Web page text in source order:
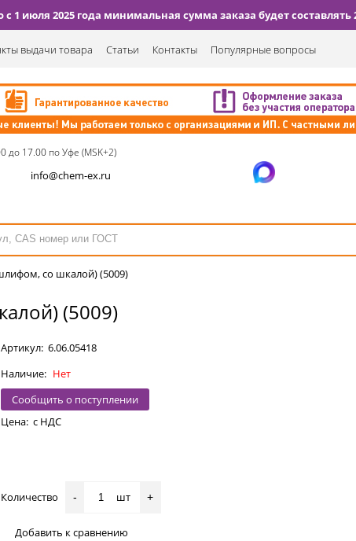
июля 2025 года минимальная сумма заказа будет составлять
выдачи товара Статьи Контакты Популярные вопросы
до 17.00 по Уфе (MSK+2)
info@chem-ex.ru
со шкалой) (5009)
(5009)
Артикул:6.06.05418
Наличие: Нет
Сообщить о поступлении
Цена: с НДС
Количество - шт +
Добавить к сравнению